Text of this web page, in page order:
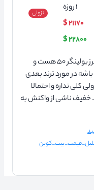
۱روزه
۲۱۱۷۰ $
۲۲۸۰۰ $
نزولی
بازار در تایم فریم ۴ ساعته توی مرز بولینگر ۵۰ هست و
در مورد ترند بعدی
کلی نداره و احتمالا
خفیف ناشی از واکنش به